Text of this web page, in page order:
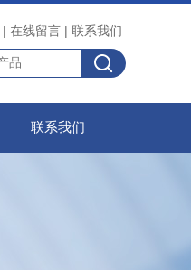
| 在线留言 | 联系我们
联系我们